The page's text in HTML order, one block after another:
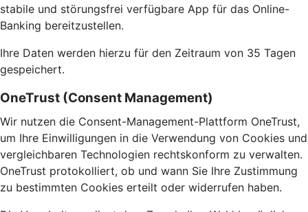
stabile und störungsfrei verfügbare App für das Online-
Banking bereitzustellen.
Ihre Daten werden hierzu für den Zeitraum von 35 Tagen
gespeichert.
OneTrust (Consent Management)
Wir nutzen die Consent-Management-Plattform OneTrust,
um Ihre Einwilligungen in die Verwendung von Cookies und
vergleichbaren Technologien rechtskonform zu verwalten.
OneTrust protokolliert, ob und wann Sie Ihre Zustimmung
zu bestimmten Cookies erteilt oder widerrufen haben.